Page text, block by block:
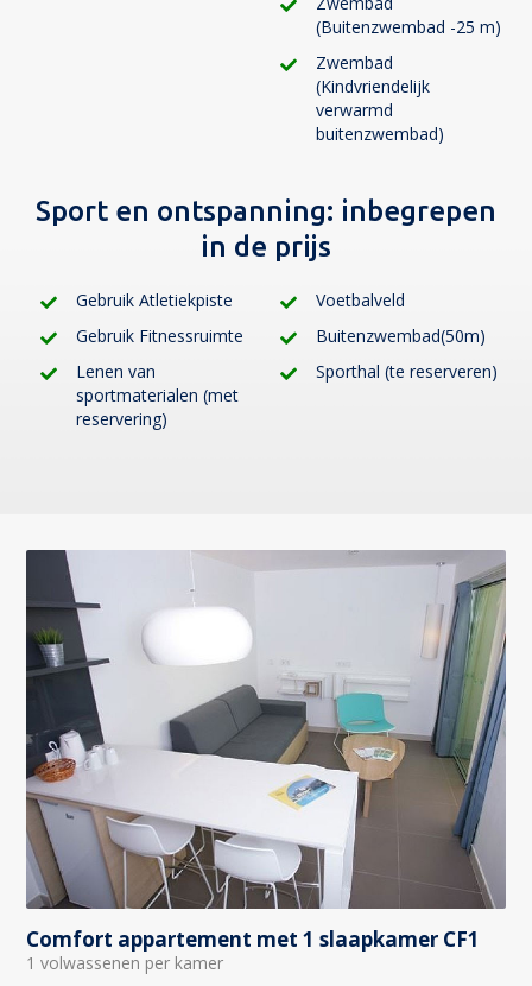
(Buitenzwembad -25 m)
Zwembad
(Kindvriendelijk
verwarmd
buitenzwembad)
Sport en ontspanning: inbegrepen
in de prijs
Gebruik Atletiekpiste
Gebruik Fitnessruimte
Lenen van
sportmaterialen (met
reservering)
Voetbalveld
Buitenzwembad(50m)
Sporthal (te reserveren)
Comfort appartement met 1 slaapkamer CF1
1 volwassenen per kamer